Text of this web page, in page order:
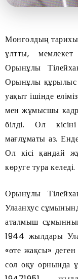
Монголдың
ұлтты, мемлекет
Орынұлы
Орынұлы құрылыс
уақыт ішінде
мен жұмысшы
білді. Ол
мағлұматы аз.
Ол кісі қандай
көруге тура келеді.
Орынұлы
Улаанхус
аталмыш
1944 жылдары
«өте жақсы»
сол оқу орнында